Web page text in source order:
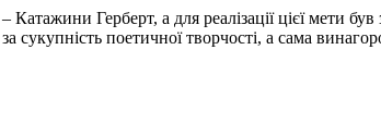
Катажини Герберт, а для реалізації цієї мети
поетичної творчості, а сама